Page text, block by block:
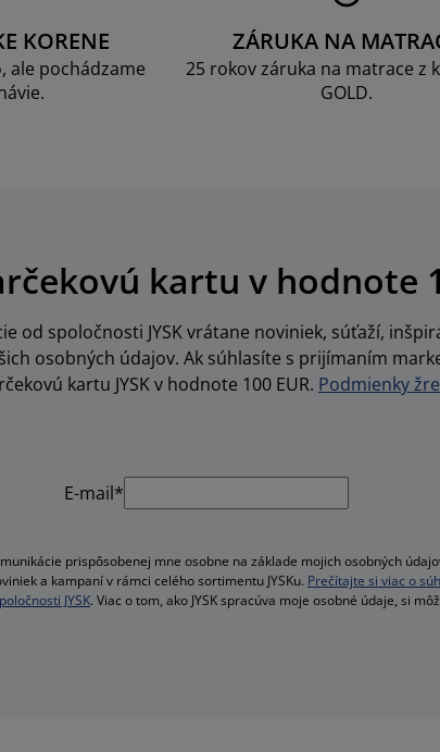
KORENE
ale pochádzame
ZÁRUKA NA
25 rokov záruka na matrace z
GOLD.
kartu v hodnote
od spoločnosti JYSK vrátane noviniek, súťaží,
osobných údajov. Ak súhlasíte s prijímaním
kartu JYSK v hodnote 100 EUR. Podmienky
E-mail*
prispôsobenej mne osobne na základe mojich osobných
a kampaní v rámci celého sortimentu JYSKu. Prečítajte si viac o
JYSK. Viac o tom, ako JYSK spracúva moje osobné údaje, si